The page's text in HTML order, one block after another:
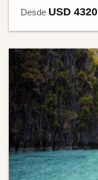
Desde USD 4320